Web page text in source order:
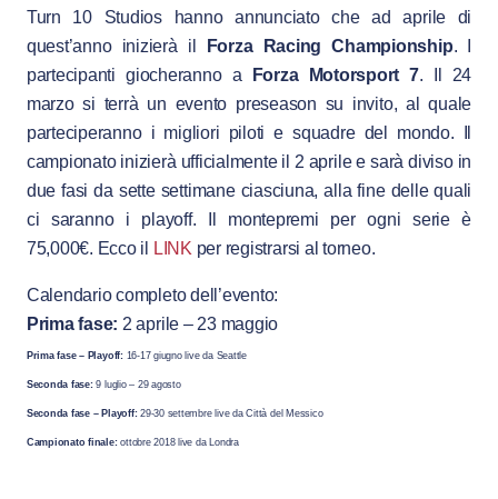
Turn 10 Studios hanno annunciato che ad aprile di
quest’anno inizierà il
Forza Racing Championship. I
partecipanti giocheranno a
Forza Motorsport 7. Il 24
marzo si terrà un evento preseason su invito, al quale
parteciperanno i migliori piloti e squadre del mondo. Il
campionato inizierà ufficialmente il 2 aprile e sarà diviso in
due fasi da sette settimane ciasciuna, alla fine delle quali
ci saranno i playoff. Il montepremi per ogni serie è
75,000€. Ecco il
LINK per registrarsi al torneo.
Calendario completo dell’evento:
Prima fase: 2 aprile – 23 maggio
Prima fase – Playoff:16-17 giugno live da Seattle
Seconda fase:9 luglio – 29 agosto
Seconda fase – Playoff:29-30 settembre live da Città del Messico
Campionato finale:ottobre 2018 live da Londra